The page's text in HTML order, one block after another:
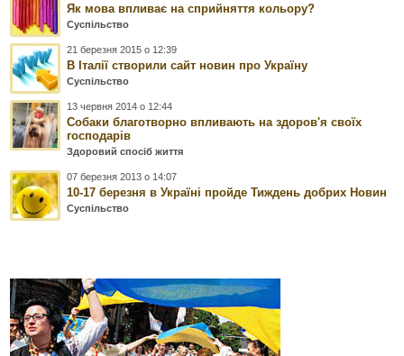
Як мова впливає на сприйняття кольору?
Суспільство
21 березня 2015 о 12:39
В Італії створили сайт новин про Україну
Суспільство
13 червня 2014 о 12:44
Собаки благотворно впливають на здоров'я своїх
господарів
Здоровий спосіб життя
07 березня 2013 о 14:07
10-17 березня в Україні пройде Тиждень добрих Новин
Суспільство